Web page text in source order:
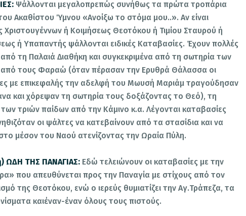
Ψάλλονται μεγαλοπρεπώς συνήθως τα πρώτα τροπάρια
Ακαθίστου Ύμνου «Ανοίξω το στόμα μου..». Αν είναι
Χριστουγέννων ή Κοιμήσεως Θεοτόκου ή Τιμίου Σταυρού ή
ή Υπαπαντής ψάλλονται ειδικές Καταβασίες. Έχουν πολλές
τη Παλαιά Διαθήκη και συγκεκριμένα από τη σωτηρία των
από τους Φαραώ (όταν πέρασαν την Ερυθρά Θάλασσα οι
με επικεφαλής την αδελφή του Μωυσή Μαριάμ τραγούδησαν
και χόρεψαν τη σωτηρία τους δοξάζοντας το Θεό), τη
τριών παίδων από την Κάμινο κ.α. Λέγονται καταβασίες
οι ψάλτες να κατεβαίνουν από τα στασίδια και να
μέσον του Ναού ατενίζοντας την Ωραία Πύλη.
ΩΔΗ ΤΗΣ ΠΑΝΑΓΙΑΣ: Εδώ τελειώνουν οι καταβασίες με την
που απευθύνεται προς την Παναγία με στίχους από τον
της Θεοτόκου, ενώ ο ιερεύς θυμιατίζει την Αγ.Τράπεζα, τα
καιέναν-έναν όλους τους πιστούς.